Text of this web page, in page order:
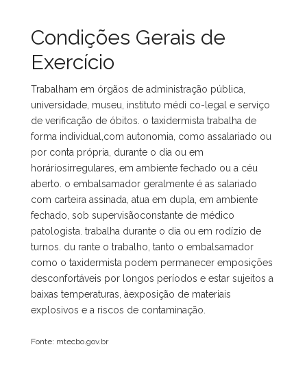
Condições Gerais de
Exercício
Trabalham em órgãos de administração pública,
universidade, museu, instituto médi co-legal e serviço
de verificação de óbitos. o taxidermista trabalha de
forma individual,com autonomia, como assalariado ou
por conta própria, durante o dia ou em
horáriosirregulares, em ambiente fechado ou a céu
aberto. o embalsamador geralmente é as salariado
com carteira assinada, atua em dupla, em ambiente
fechado, sob supervisãoconstante de médico
patologista. trabalha durante o dia ou em rodízio de
turnos. du rante o trabalho, tanto o embalsamador
como o taxidermista podem permanecer emposições
desconfortáveis por longos períodos e estar sujeitos a
baixas temperaturas, àexposição de materiais
explosivos e a riscos de contaminação.
Fonte: mtecbo.gov.br